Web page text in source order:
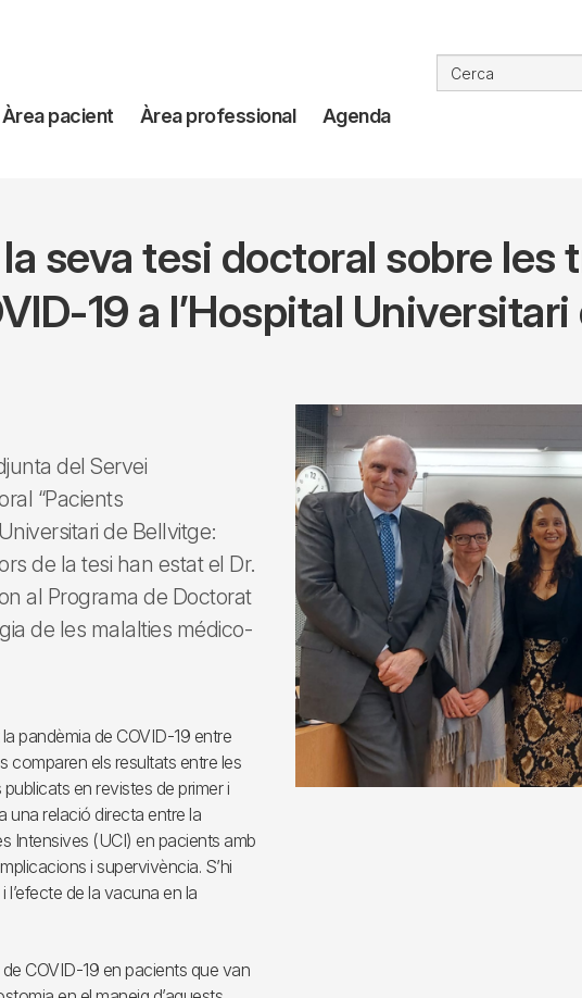
Àrea pacient Àrea professional Agenda
seva tesi doctoral sobre les
19 a l’Hospital
del Servei
“Pacients
de Bellvitge:
de la tesi han estat el Dr.
al Programa de Doctorat
de les malalties médico-
pandèmia de COVID-19 entre
comparen els resultats entre les
en revistes de primer i
una relació directa entre la
Intensives (UCI) en pacients amb
i supervivència. S’hi
de la vacuna en la
COVID-19 en pacients que van